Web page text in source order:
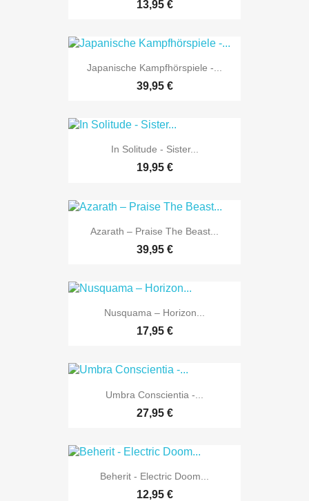
13,95 €
Japanische Kampfhörspiele -...
39,95 €
In Solitude - Sister...
19,95 €
Azarath – Praise The Beast...
39,95 €
Nusquama ‎– Horizon...
17,95 €
Umbra Conscientia -...
27,95 €
Beherit - Electric Doom...
12,95 €